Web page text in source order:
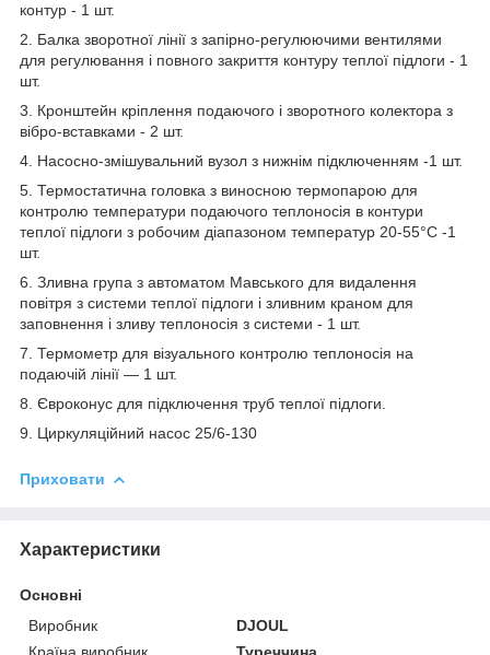
контур - 1 шт.
2. Балка зворотної лінії з запірно-регулюючими вентилями
для регулювання і повного закриття контуру теплої підлоги - 1
шт.
3. Кронштейн кріплення подаючого і зворотного колектора з
вібро-вставками - 2 шт.
4. Насосно-змішувальний вузол з нижнім підключенням -1 шт.
5. Термостатична головка з виносною термопарою для
контролю температури подаючого теплоносія в контури
теплої підлоги з робочим діапазоном температур 20-55°С -1
шт.
6. Зливна група з автоматом Мавського для видалення
повітря з системи теплої підлоги і зливним краном для
заповнення і зливу теплоносія з системи - 1 шт.
7. Термометр для візуального контролю теплоносія на
подаючій лінії — 1 шт.
8. Євроконус для підключення труб теплої підлоги.
9. Циркуляційний насос 25/6-130
Приховати
Характеристики
Основні
Виробник
DJOUL
Країна виробник
Туреччина